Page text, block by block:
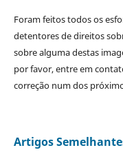
Foram feitos todos os
detentores de direitos
sobre alguma destas
por favor, entre em
correção num dos
Artigos